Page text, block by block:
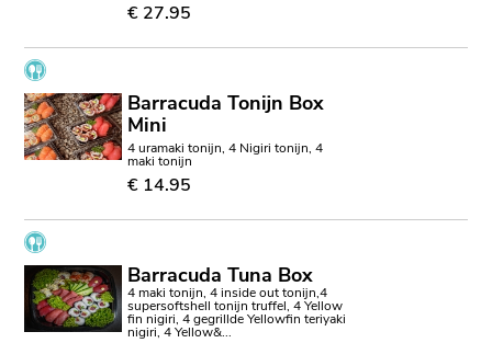
€ 27.95
Barracuda Tonijn Box
Mini
4 uramaki tonijn, 4 Nigiri tonijn, 4
maki tonijn
€ 14.95
Barracuda Tuna Box
4 maki tonijn, 4 inside out tonijn,4
supersoftshell tonijn truffel, 4 Yellow
fin nigiri, 4 gegrillde Yellowfin teriyaki
nigiri, 4 Yellow&...